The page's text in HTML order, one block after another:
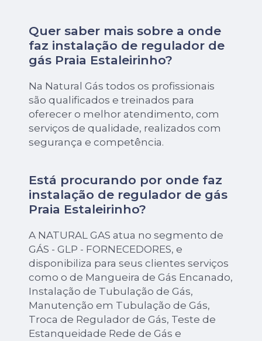
Quer saber mais sobre a onde
faz instalação de regulador de
gás Praia Estaleirinho?
Na Natural Gás todos os profissionais
são qualificados e treinados para
oferecer o melhor atendimento, com
serviços de qualidade, realizados com
segurança e competência.
Está procurando por onde faz
instalação de regulador de gás
Praia Estaleirinho?
A NATURAL GAS atua no segmento de
GÁS - GLP - FORNECEDORES, e
disponibiliza para seus clientes serviços
como o de Mangueira de Gás Encanado,
Instalação de Tubulação de Gás,
Manutenção em Tubulação de Gás,
Troca de Regulador de Gás, Teste de
Estanqueidade Rede de Gás e